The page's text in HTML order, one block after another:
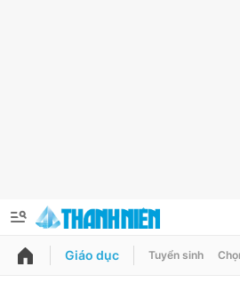
QUẢNG CÁO ĐẶT BÁO
Giáo dục Tuyển sinh